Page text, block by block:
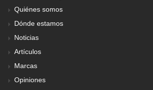
Quiénes somos
Dónde estamos
Noticias
Artículos
Marcas
Opiniones